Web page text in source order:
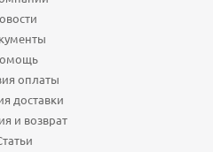
оплаты
доставки
и возврат